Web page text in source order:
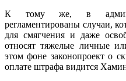
К тому же, в
регламентированы случаи,
для смягчения и даже
относят тяжелые личные
этом фоне законопроект о
оплате штрафа видится